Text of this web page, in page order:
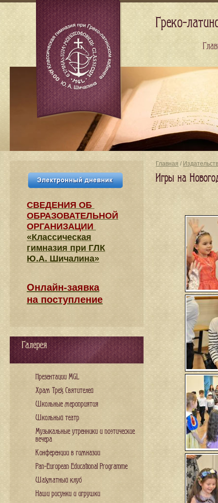
Главная /
Игры на
СВЕДЕНИЯ​ ОБ
ОБРАЗОВАТЕЛЬНОЙ
ОРГАНИЗАЦИИ
«Классическая
гимназия при ГЛК
Ю.А. Шичалина»
Онлайн-заявка
на поступление
Галерея
Презентации MGL
Храм Трех Святителей
Школьные мероприятия
Школьный театр
Музыкальные утренники и поэтические
вечера
Конференции в гимназии
Pan-European Educational Programme
Шахматный клуб
Наши рисунки и игрушки
Греко-